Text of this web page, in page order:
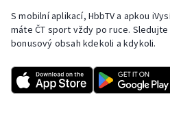
S mobilní aplikací, HbbTV a apkou
máte ČT sport vždy po ruce.
bonusový obsah kdekoli a kdykoli.